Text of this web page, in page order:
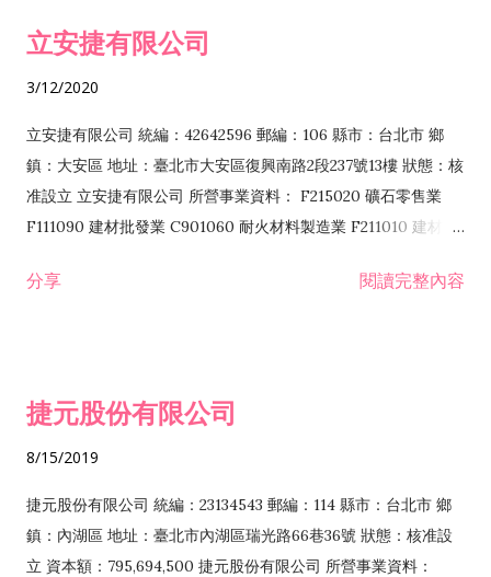
業 F401171 酒類輸入業
立安捷有限公司
3/12/2020
立安捷有限公司 統編：42642596 郵編：106 縣市：台北市 鄉
鎮：大安區 地址：臺北市大安區復興南路2段237號13樓 狀態：核
准設立 立安捷有限公司 所營事業資料： F215020 礦石零售業
F111090 建材批發業 C901060 耐火材料製造業 F211010 建材零
水泥製造業 C901050 水泥及混凝土製品製造業 C901040 預拌混
業 F106020 日常用品批發業 F108031 醫療器材批發業 F108040
F399040 無店面零售業 F399990 其他綜合零售業 F401010 國
際貿易業 ZZ99999 除許可業務外，得經營法令非禁止或限制之
業務
分享 閱讀完整內容
捷元股份有限公司
8/15/2019
捷元股份有限公司 統編：23134543 郵編：114 縣市：台北市 鄉
鎮：內湖區 地址：臺北市內湖區瑞光路66巷36號 狀態：核准設
立 資本額：795,694,500 捷元股份有限公司 所營事業資料：